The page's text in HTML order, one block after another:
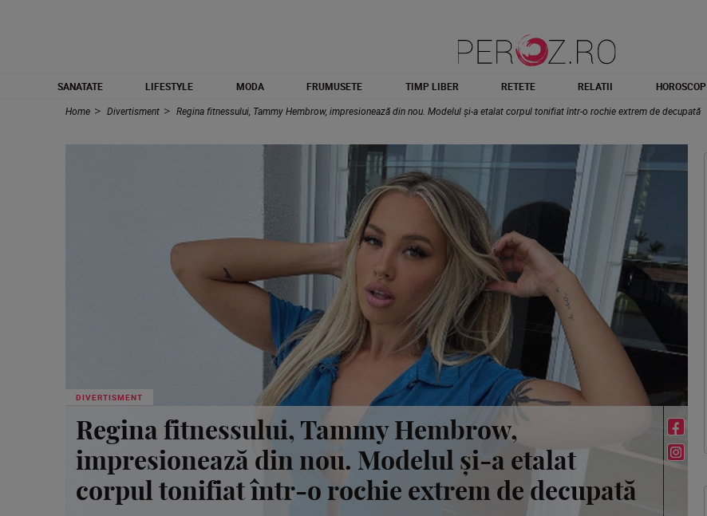
SANATATE LIFESTYLE MODA FRUMUSETE TIMP LIBER RETETE RELATII HOROSCOP
Home
Divertisment Regina fitnessului, Tammy Hembrow, impresionează din nou. Modelul și-a etalat corpul tonifiat într-o rochie extrem de decupată
DIVERTISMENT
Regina fitnessului, Tammy Hembrow,
impresionează din nou. Modelul și-a etalat
corpul tonifiat într-o rochie extrem de decupată